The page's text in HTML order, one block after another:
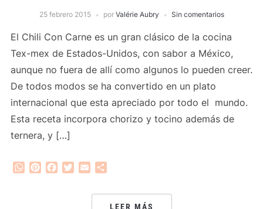
25 febrero 2015 por Valérie Aubry Sin comentarios
El Chili Con Carne es un gran clásico de la cocina
Tex-mex de Estados-Unidos, con sabor a México,
aunque no fuera de allí como algunos lo pueden creer.
De todos modos se ha convertido en un plato
internacional que esta apreciado por todo el mundo.
Esta receta incorpora chorizo y tocino además de
ternera, y […]
WhatsApp
PinterestFacebook
Twitter
Email
LEER MÁS